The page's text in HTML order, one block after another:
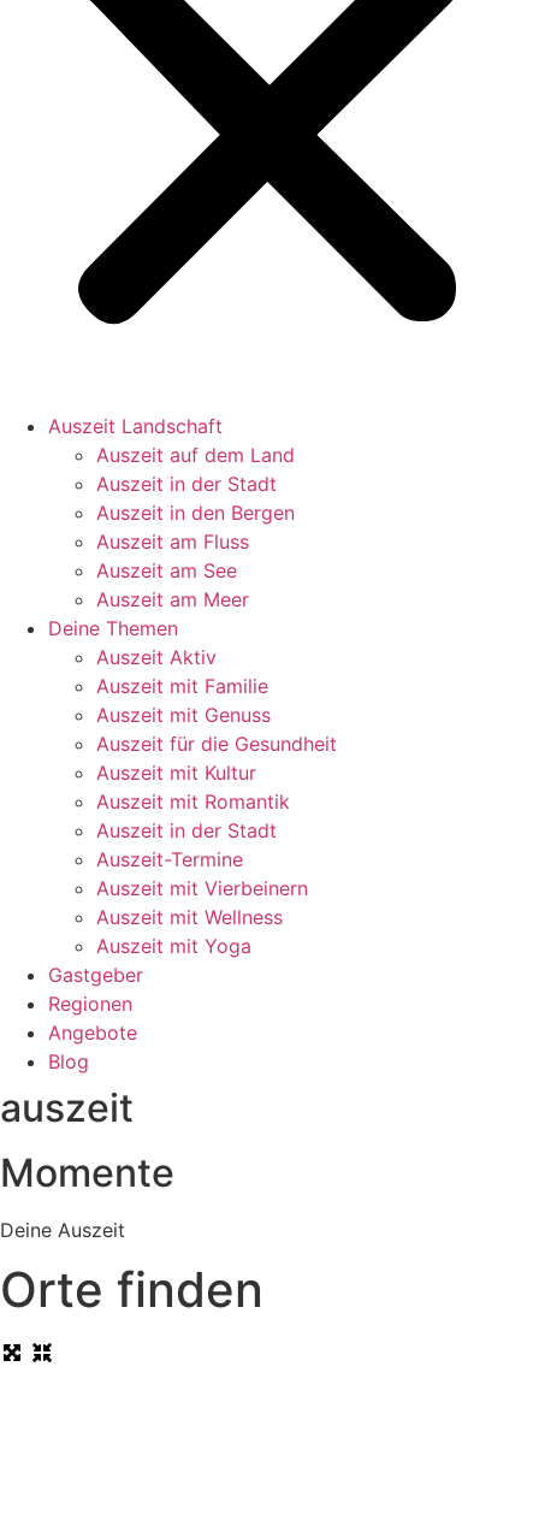
Auszeit Landschaft
Auszeit auf dem Land
Auszeit in der Stadt
Auszeit in den Bergen
Auszeit am Fluss
Auszeit am See
Auszeit am Meer
Deine Themen
Auszeit Aktiv
Auszeit mit Familie
Auszeit mit Genuss
Auszeit für die Gesundheit
Auszeit mit Kultur
Auszeit mit Romantik
Auszeit in der Stadt
Auszeit-Termine
Auszeit mit Vierbeinern
Auszeit mit Wellness
Auszeit mit Yoga
Gastgeber
Regionen
Angebote
Blog
auszeit
Momente
Deine Auszeit
Orte finden